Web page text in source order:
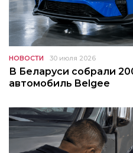
НОВОСТИ 30 июля 2026
В Беларуси собрали
автомобиль Belgee